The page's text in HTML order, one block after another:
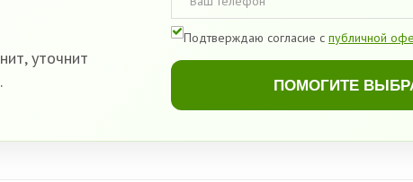
уточнит
Подтверждаю согласие с публичной
ПОМОГИТЕ